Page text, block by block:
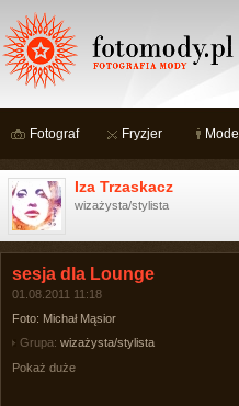
Fotograf Fryzjer Model
Iza Trzaskacz
wizażysta/stylista
sesja dla Lounge
01.08.2011 11:18
Foto: Michał Mąsior
Grupa: wizażysta/stylista
Pokaż duże